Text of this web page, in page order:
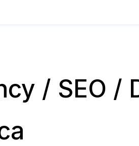
/ SEO /